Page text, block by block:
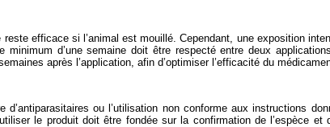
efficace si l’animal est mouillé. Cependant, une exposition
minimum d’une semaine doit être respecté entre deux
après l’application, afin d’optimiser l’efficacité du
d’antiparasitaires ou l’utilisation non conforme aux
le produit doit être fondée sur la confirmation de l’espèce